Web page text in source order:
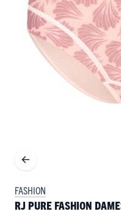
FASHION
RJ PURE FASHION